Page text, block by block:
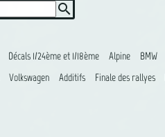
search
Décals 1/24ème et 1/18ème Alpine BMW
Volkswagen Additifs Finale des rallyes